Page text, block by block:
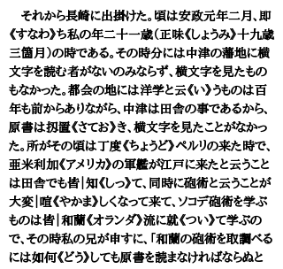
それから長崎に出掛けた。頃は安政元年二月、即
《すなわ》ち私の年二十一歳（正味《しょうみ》十九歳
三箇月）の時である。その時分には中津の藩地に横
文字を読む者がないのみならず、横文字を見たもの
もなかった。都会の地には洋学と云《い》うものは百
年も前からありながら、中津は田舎の事であるから、
原書は扨置《さてお》き、横文字を見たことがなかっ
た。所がその頃は丁度《ちょうど》ペルリの来た時で、
亜米利加《アメリカ》の軍艦が江戸に来たと云うこと
は田舎でも皆｜知《しっ》て、同時に砲術と云うことが
大変｜喧《やかま》しくなって来て、ソコデ砲術を学ぶ
ものは皆｜和蘭《オランダ》流に就《つい》て学ぶの
で、その時私の兄が申すに、「和蘭の砲術を取調べる
には如何《どう》しても原書を読まなければならぬと